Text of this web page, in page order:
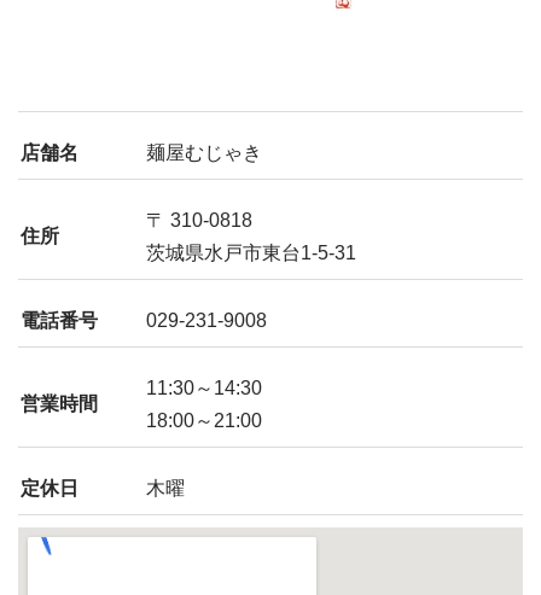
店舗名 麺屋むじゃき
住所
〒 310-0818
茨城県水戸市東台1-5-31
電話番号 029-231-9008
営業時間
11:30～14:30
18:00～21:00
定休日 木曜